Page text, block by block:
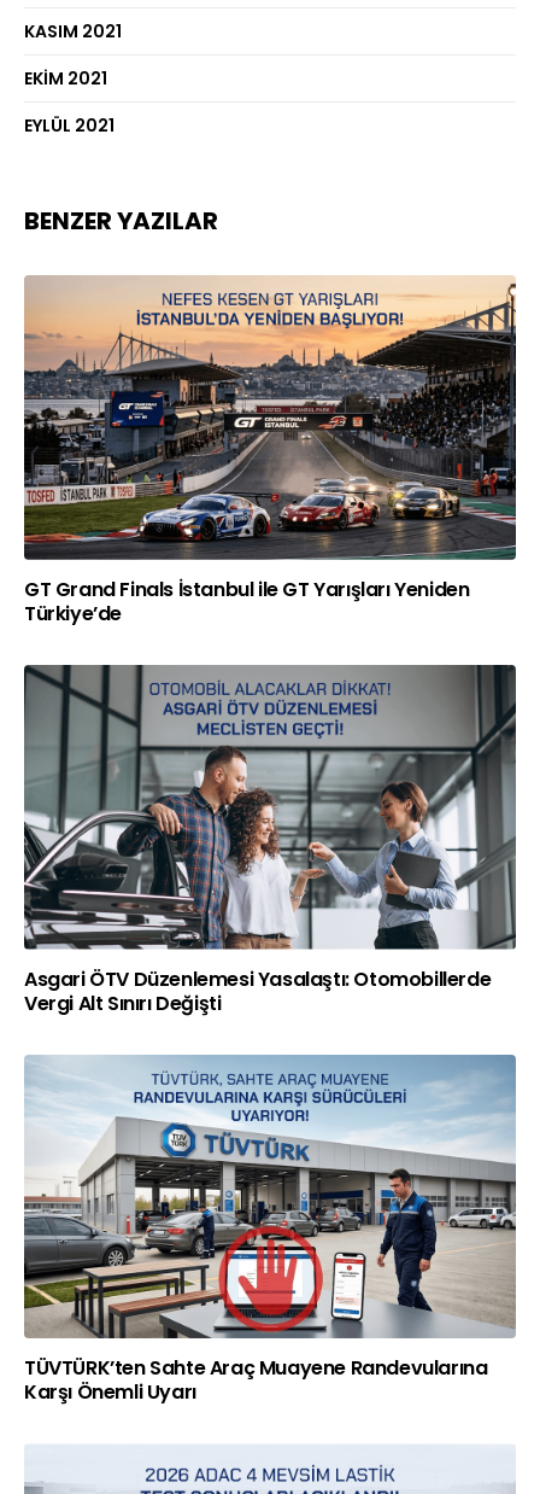
KASIM 2021
EKIM 2021
EYLÜL 2021
BENZER YAZILAR
GT Grand Finals İstanbul ile GT Yarışları Yeniden
Türkiye’de
Asgari ÖTV Düzenlemesi Yasalaştı: Otomobillerde
Vergi Alt Sınırı Değişti
TÜVTÜRK’ten Sahte Araç Muayene Randevularına
Karşı Önemli Uyarı